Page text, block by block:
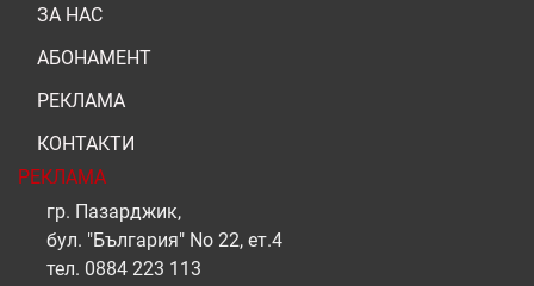
ЗА НАС
АБОНАМЕНТ
РЕКЛАМА
КОНТАКТИ
РЕКЛАМА
гр. Пазарджик,
бул. "България" No 22, ет.4
тел. 0884 223 113